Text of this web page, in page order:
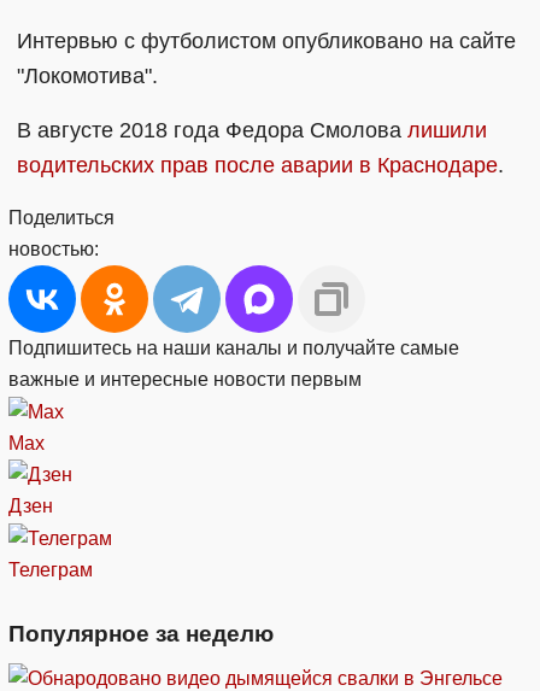
Интервью с футболистом опубликовано на сайте
"Локомотива".
В августе 2018 года Федора Смолова лишили
водительских прав после аварии в Краснодаре.
Поделиться
новостью:
Подпишитесь на наши каналы и получайте самые
важные и интересные новости первым
Max
Дзен
Телеграм
Популярное за неделю